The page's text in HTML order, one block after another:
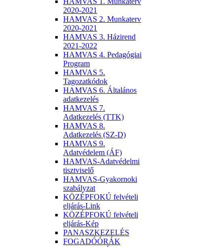
2020-2021
HAMVAS 2. Munkaterv
2020-2021
HAMVAS 3. Házirend
2021-2022
HAMVAS 4. Pedagógiai
Program
HAMVAS 5.
Tagozatkódok
HAMVAS 6. Általános
adatkezelés
HAMVAS 7.
Adatkezelés (TTK)
HAMVAS 8.
Adatkezelés (SZ-D)
HAMVAS 9.
Adatvédelem (ÁF)
HAMVAS-Adatvédelmi
tisztviselő
HAMVAS-Gyakornoki
szabályzat
KÖZÉPFOKÚ felvételi
eljárás-Link
KÖZÉPFOKÚ felvételi
eljárás-Kép
PANASZKEZELÉS
FOGADÓÓRÁK